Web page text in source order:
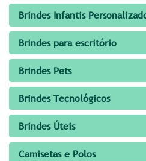
Brindes Infantis
Brindes para escritório
Brindes Pets
Brindes Tecnológicos
Brindes Úteis
Camisetas e Polos